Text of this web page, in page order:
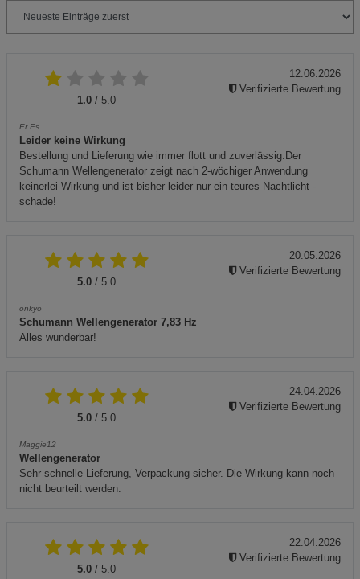
1.0 / 5.0
Er.Es.
Leider keine Wirkung
Bestellung und Lieferung wie immer flott und zuverlässig.Der
Schumann Wellengenerator zeigt nach 2-wöchiger Anwendung
keinerlei Wirkung und ist bisher leider nur ein teures Nachtlicht -
schade!
12.06.2026
Verifizierte Bewertung
5.0 / 5.0
onkyo
Schumann Wellengenerator 7,83 Hz
Alles wunderbar!
20.05.2026
Verifizierte Bewertung
5.0 / 5.0
Maggie12
Wellengenerator
Sehr schnelle Lieferung, Verpackung sicher. Die Wirkung kann noch
nicht beurteilt werden.
24.04.2026
Verifizierte Bewertung
5.0 / 5.0
22.04.2026
Verifizierte Bewertung